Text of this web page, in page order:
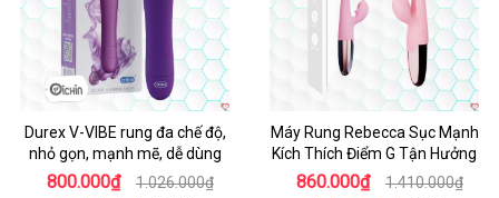
Durex V-VIBE rung đa chế độ,
nhỏ gọn, mạnh mẽ, dễ dùng
800.000₫ 1.026.000₫
Máy Rung Rebecca Sục Mạnh
Kích Thích Điểm G Tận Hưởng
860.000₫ 1.410.000₫